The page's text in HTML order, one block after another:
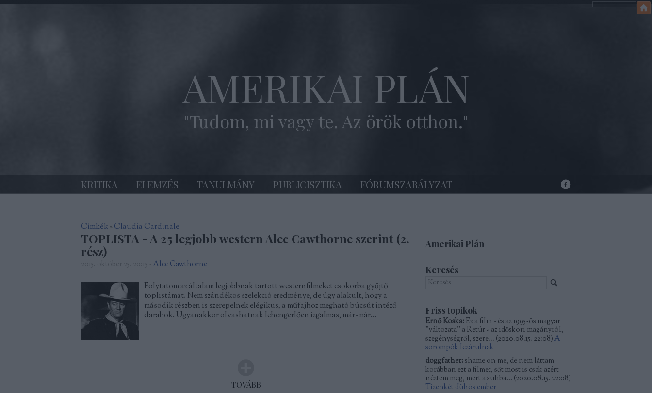
AMERIKAI PLÁN
"Tudom, mi vagy te. Az örök otthon."
KRITIKA ELEMZÉS TANULMÁNY PUBLICISZTIKA FÓRUMSZABÁLYZAT
Címkék » Claudia_Cardinale
TOPLISTA - A 25 legjobb western Alec Cawthorne szerint (2.
rész)
Alec Cawthorne
Folytatom az általam legjobbnak tartott westernfilmeket csokorba gyűjtő
toplistámat. Nem szándékos szelekció eredménye, de úgy alakult, hogy a
második részben is szerepelnek elégikus, a műfajhoz megható búcsút intéző
darabok. Ugyanakkor olvashatnak lehengerlően izgalmas, már-már…
TOVÁBB
Amerikai Plán
Keresés
Friss topikok
Ernő Koska:Ez a film - és az 1995-ös magyar
"változata" a Retúr - az időskori magányról,
szegénységről, szere... (2020.08.15. 22:08)A
sorompók lezárulnak
doggfather:shame on me, de nem láttam
korábban ezt a filmet, sőt most is csak azért
néztem meg, mert a suliba... (2020.08.15. 22:08)
Tizenkét dühös ember